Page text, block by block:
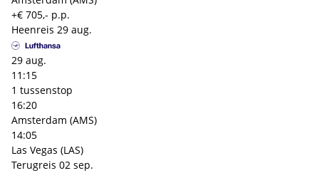
+€ 705,- p.p.
Heenreis 29 aug.
29 aug.
11:15
1 tussenstop
16:20
Amsterdam (AMS)
14:05
Las Vegas (LAS)
Terugreis 02 sep.